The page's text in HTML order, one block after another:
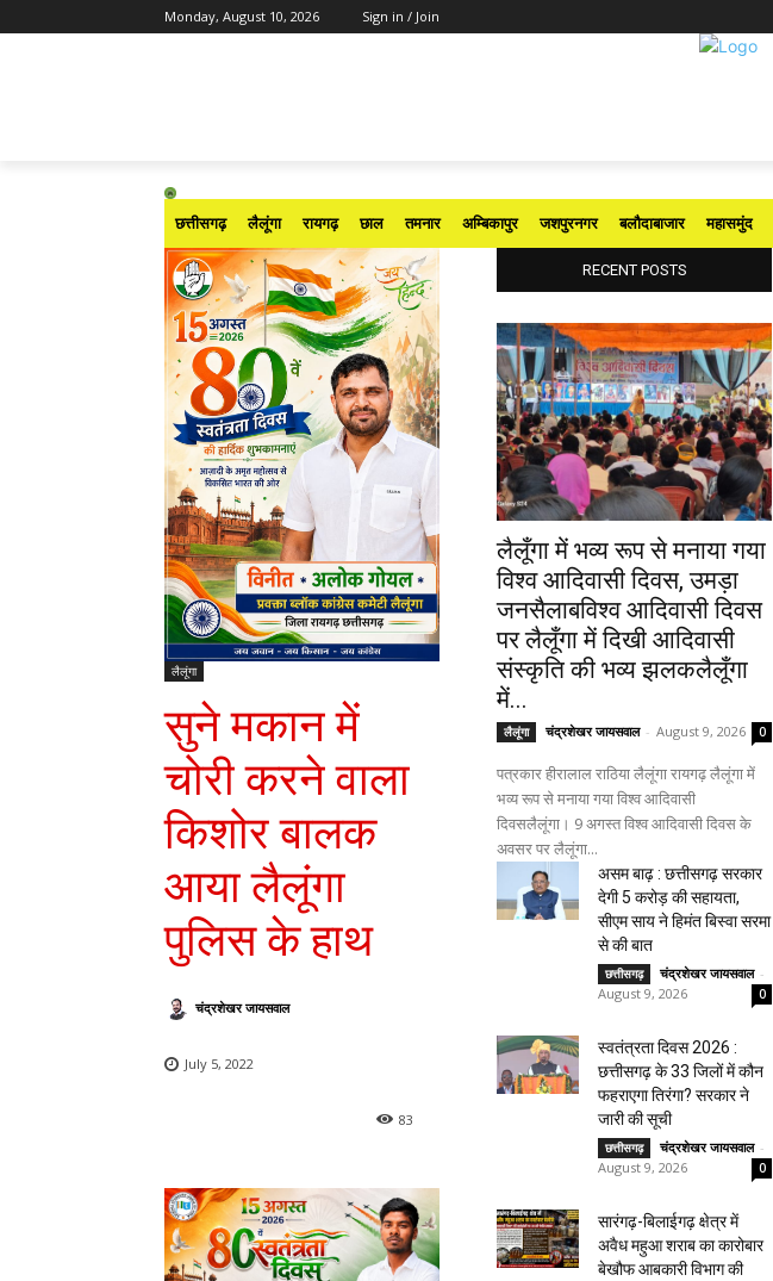
Monday, August 10, 2026 Sign in / Join
छत्तीसगढ़ लैलूंगा रायगढ़ छाल तमनार अम्बिकापुर जशपुरनगर बलौदाबाजार महासमुंद
लैलूंगा
सुने मकान में
चोरी करने वाला
किशोर बालक
आया लैलूंगा
पुलिस के हाथ
चंद्रशेखर जायसवाल
July 5, 2022
83
RECENT POSTS
लैलूँगा में भव्य रूप से मनाया गया
विश्व आदिवासी दिवस, उमड़ा
जनसैलाबविश्व आदिवासी दिवस
पर लैलूँगा में दिखी आदिवासी
संस्कृति की भव्य झलकलैलूँगा
में...
लैलूंगा चंद्रशेखर जायसवाल - August 9, 2026 0
पत्रकार हीरालाल राठिया लैलूंगा रायगढ़ लैलूंगा में
भव्य रूप से मनाया गया विश्व आदिवासी
दिवसलैलूंगा। 9 अगस्त विश्व आदिवासी दिवस के
अवसर पर लैलूंगा...
असम बाढ़ : छत्तीसगढ़ सरकार
देगी 5 करोड़ की सहायता,
सीएम साय ने हिमंत बिस्वा सरमा
से की बात
छत्तीसगढ़ चंद्रशेखर जायसवाल -
August 9, 2026
0
स्वतंत्रता दिवस 2026 :
छत्तीसगढ़ के 33 जिलों में कौन
फहराएगा तिरंगा? सरकार ने
जारी की सूची
छत्तीसगढ़ चंद्रशेखर जायसवाल -
August 9, 2026
0
सारंगढ़-बिलाईगढ़ क्षेत्र में
अवैध महुआ शराब का कारोबार
बेखौफ आबकारी विभाग की